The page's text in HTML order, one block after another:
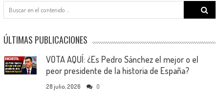
Search
for:
ÚLTIMAS PUBLICACIONES
VOTA AQUÍ: ¿Es Pedro Sánchez el mejor o el
peor presidente de la historia de España?
28 julio, 2026 0